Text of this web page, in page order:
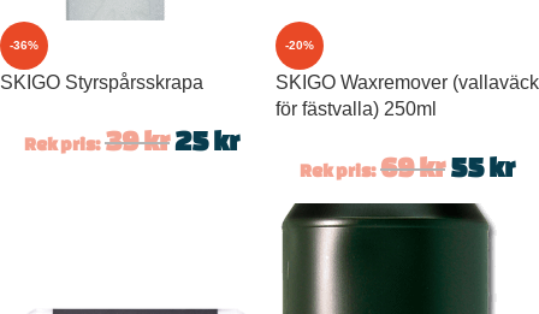
-36%
SKIGO Styrspårsskrapa
Rek pris: 39kr25kr
-20%
SKIGO Waxremover (vallaväck
för fästvalla) 250ml
Rek pris: 69kr 55kr